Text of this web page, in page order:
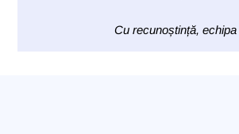
Cu recunoștință, echipa